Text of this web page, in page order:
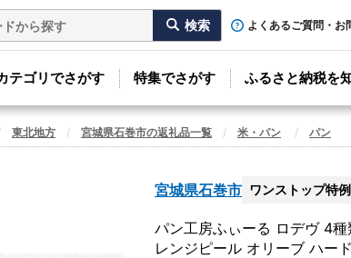
よくあるご質問・お
テゴリでさがす 特集でさがす ふるさと納税を
東北地方 宮城県石巻市の返礼品一覧 米・パン パン
宮城県石巻市 ワンストップ特
パン工房ふぃーる ロデヴ 4
レンジピール オリーブ ハー